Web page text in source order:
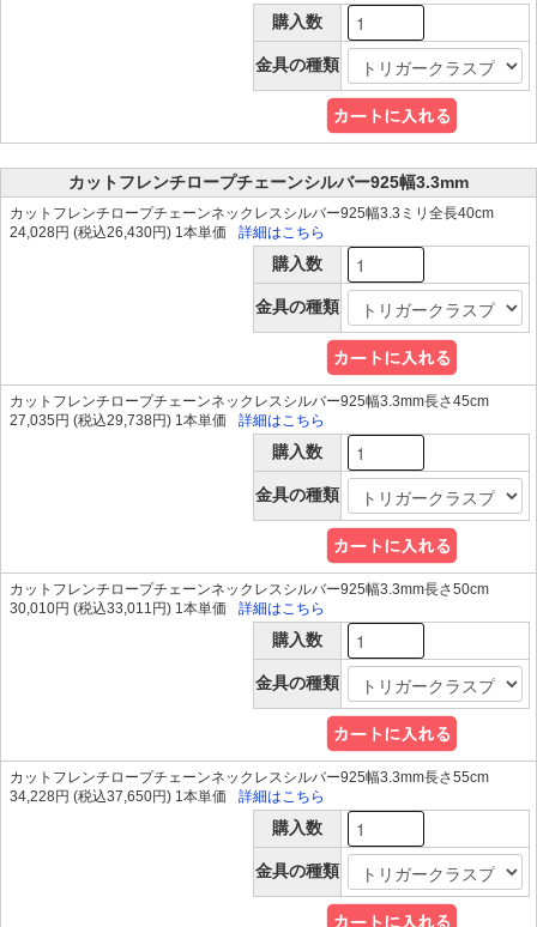
購入数
金具の種類
カットフレンチロープチェーンシルバー925幅3.3mm
カットフレンチロープチェーンネックレスシルバー925幅3.3ミリ全長40cm
24,028円 (税込26,430円) 1本単価
詳細はこちら
購入数
金具の種類
カットフレンチロープチェーンネックレスシルバー925幅3.3mm長さ45cm
27,035円 (税込29,738円) 1本単価
詳細はこちら
購入数
金具の種類
カットフレンチロープチェーンネックレスシルバー925幅3.3mm長さ50cm
30,010円 (税込33,011円) 1本単価
詳細はこちら
購入数
金具の種類
カットフレンチロープチェーンネックレスシルバー925幅3.3mm長さ55cm
34,228円 (税込37,650円) 1本単価
詳細はこちら
購入数
金具の種類